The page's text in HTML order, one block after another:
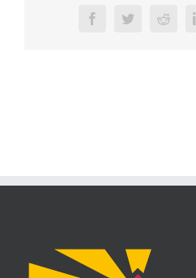
FacebookTwitterReddit